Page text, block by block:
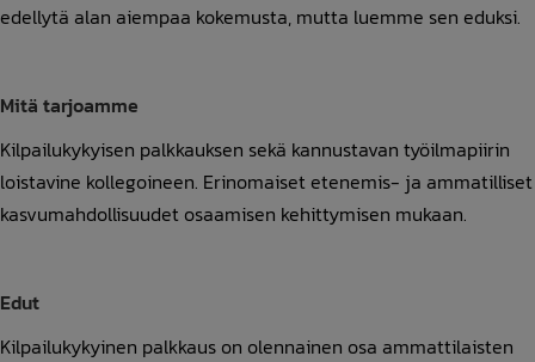
edellytä alan aiempaa kokemusta, mutta luemme sen eduksi.
Mitä tarjoamme
Kilpailukykyisen palkkauksen sekä kannustavan työilmapiirin
loistavine kollegoineen. Erinomaiset etenemis- ja ammatilliset
kasvumahdollisuudet osaamisen kehittymisen mukaan.
Edut
Kilpailukykyinen palkkaus on olennainen osa ammattilaisten